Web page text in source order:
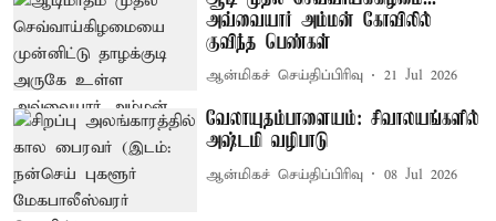
அவ்வையார் அம்மன் கோவிலில்
குவிந்த பெண்கள்
ஆன்மிகச் செய்திப்பிரிவு 21 Jul 2026
வேலாயுதம்பாளையம்: சிவாலயங்களில்
அஷ்டமி வழிபாடு
ஆன்மிகச் செய்திப்பிரிவு 08 Jul 2026